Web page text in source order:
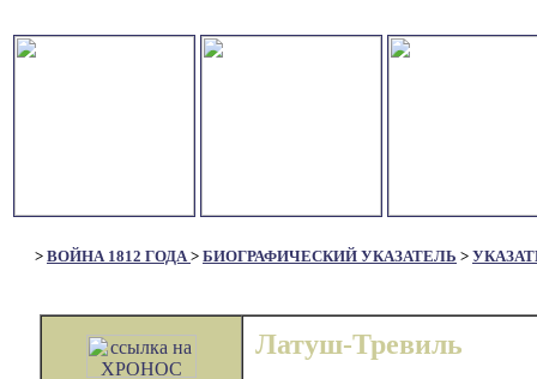
> ВОЙНА 1812 ГОДА> БИОГРАФИЧЕСКИЙ УКАЗАТЕЛЬ >
Латуш-Тревиль